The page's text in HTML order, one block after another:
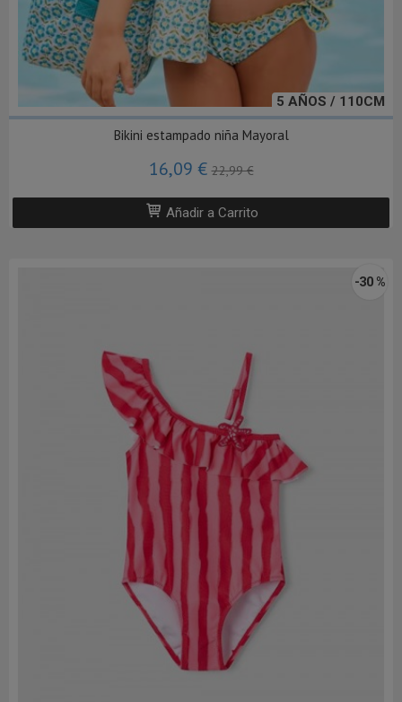
5 AÑOS / 110CM
Bikini estampado niña Mayoral
16,09 €22,99 €
Añadir a Carrito
-30 %